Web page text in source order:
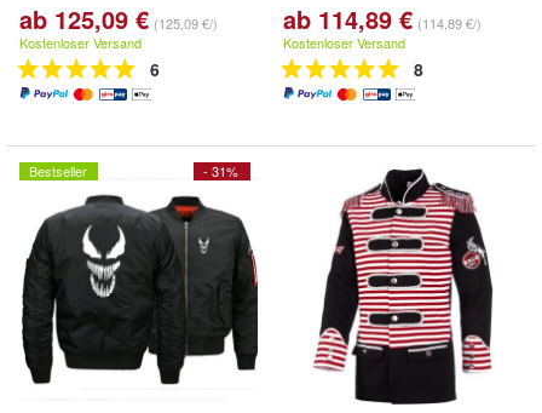
ab 125,09 € (125,09 €/)
Kostenloser Versand
6
ab 114,89 € (114,89 €/)
Kostenloser Versand
8
- 31%
Bestseller